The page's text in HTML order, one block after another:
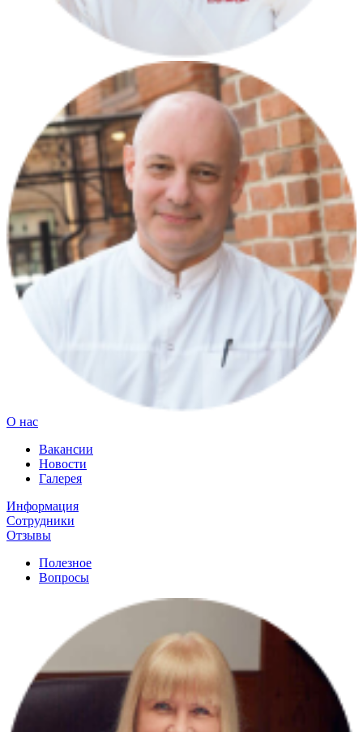
О нас
Вакансии
Новости
Галерея
Информация
Сотрудники
Отзывы
Полезное
Вопросы